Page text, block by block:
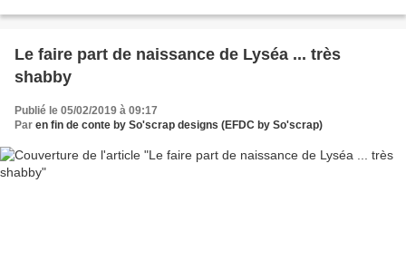
Le faire part de naissance de Lyséa ... très
shabby
Publié le 05/02/2019 à 09:17
Par en fin de conte by So'scrap designs (EFDC by So'scrap)